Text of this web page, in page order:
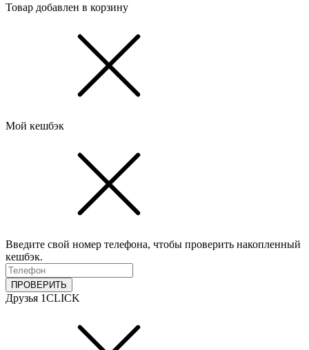
Товар добавлен в корзину
Мой кешбэк
Введите свой номер телефона, чтобы проверить накопленный
кешбэк.
ПРОВЕРИТЬ
Друзья 1CLICK